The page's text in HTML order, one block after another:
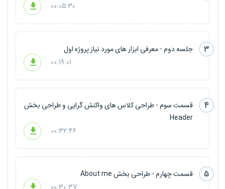
00:05:30
3
جلسه دوم - معرفی ابزار های مورد نیاز پروژه اول
00:19:01
4
قسمت سوم - طراحی کلاس های واکنش گرایی و طراحی بخش
Header
00:32:46
5
قسمت چهارم - طراحی بخش About me